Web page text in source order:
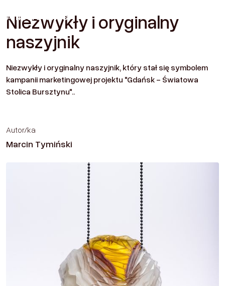
AmberStories
Niezwykły i oryginalny
naszyjnik
Niezwykły i oryginalny naszyjnik, który stał się symbolem
kampanii marketingowej projektu "Gdańsk - Światowa
Stolica Bursztynu"..
Autor/ka
Marcin Tymiński